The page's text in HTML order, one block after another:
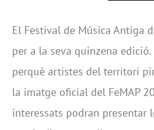
El Festival de Música Antiga
per a la seva quinzena
perquè artistes del territori
la imatge oficial del FeMAP
interessats podran presentar